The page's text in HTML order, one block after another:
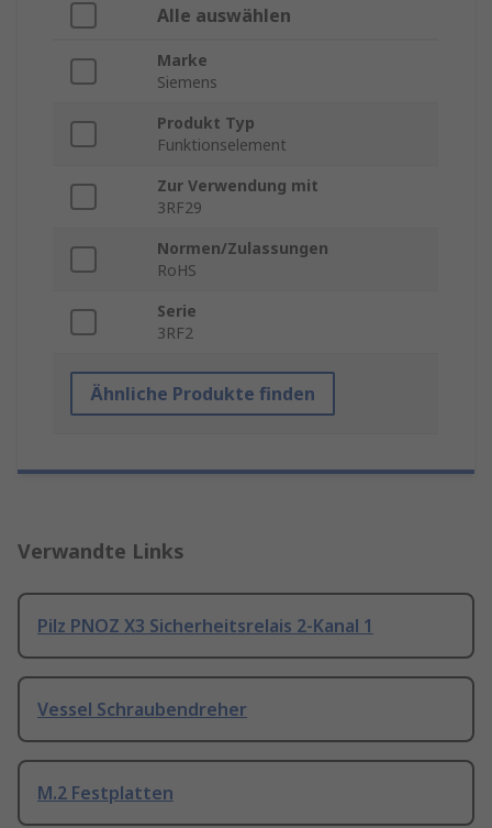
Alle auswählen
Marke
Siemens
Produkt Typ
Funktionselement
Zur Verwendung mit
3RF29
Normen/Zulassungen
RoHS
Serie
3RF2
Ähnliche Produkte finden
Verwandte Links
Pilz PNOZ X3 Sicherheitsrelais 2-Kanal 1
Vessel Schraubendreher
M.2 Festplatten